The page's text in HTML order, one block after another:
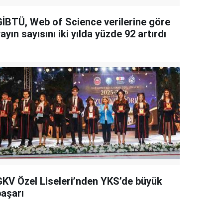
Web of Science verilerine göre
sayısını iki yılda yüzde 92 artırdı
Özel Liseleri’nden YKS’de büyük